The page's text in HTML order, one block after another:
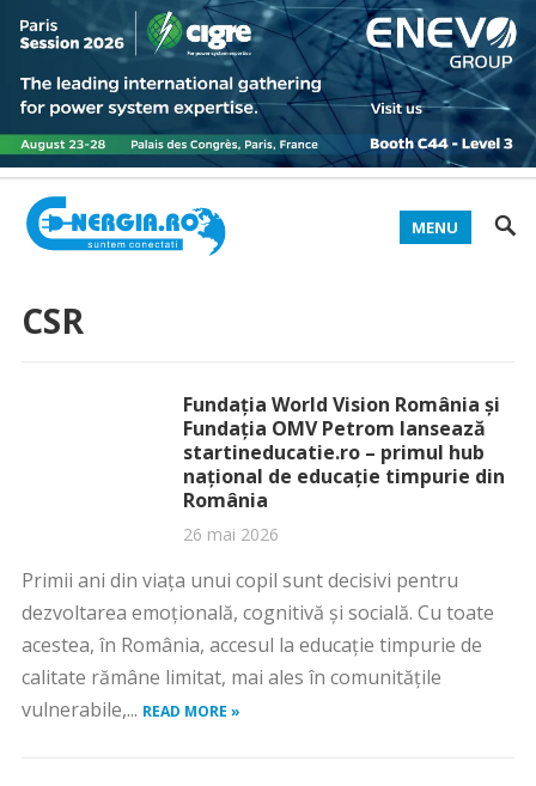
MENU
CSR
Fundația World Vision România și
Fundația OMV Petrom lansează
startineducatie.ro – primul hub
național de educație timpurie din
România
26 mai 2026
Primii ani din viața unui copil sunt decisivi pentru
dezvoltarea emoțională, cognitivă și socială. Cu toate
acestea, în România, accesul la educație timpurie de
calitate rămâne limitat, mai ales în comunitățile
vulnerabile,... READ MORE »